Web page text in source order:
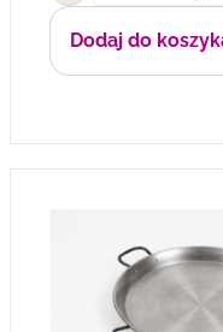
Dodaj do